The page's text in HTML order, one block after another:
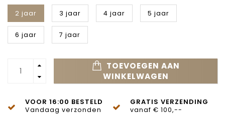
2 jaar 3 jaar 4 jaar 5 jaar
6 jaar 7 jaar
TOEVOEGEN AAN
WINKELWAGEN
VOOR 16:00 BESTELD
Vandaag verzonden
GRATIS VERZENDING
vanaf € 100,--